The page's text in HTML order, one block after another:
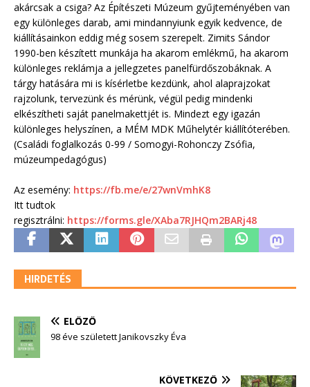
akárcsak a csiga? Az Építészeti Múzeum gyűjteményében van
egy különleges darab, ami mindannyiunk egyik kedvence, de
kiállításainkon eddig még sosem szerepelt. Zimits Sándor
1990-ben készített munkája ha akarom emlékmű, ha akarom
különleges reklámja a jellegzetes panelfürdőszobáknak. A
tárgy hatására mi is kísérletbe kezdünk, ahol alaprajzokat
rajzolunk, tervezünk és mérünk, végül pedig mindenki
elkészítheti saját panelmakettjét is. Mindezt egy igazán
különleges helyszínen, a MÉM MDK Műhelytér kiállítóterében.
(Családi foglalkozás 0-99 / Somogyi-Rohonczy Zsófia,
múzeumpedagógus)
Az esemény: https://fb.me/e/27wnVmhK8
Itt tudtok
regisztrálni: https://forms.gle/XAba7RJHQm2BARj48
HIRDETÉS
ELŐZŐ
98 éve született Janikovszky Éva
KÖVETKEZŐ